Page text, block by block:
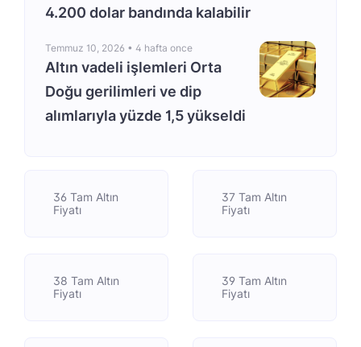
4.200 dolar bandında kalabilir
Temmuz 10, 2026 • 4 hafta once
Altın vadeli işlemleri Orta
Doğu gerilimleri ve dip
alımlarıyla yüzde 1,5 yükseldi
36 Tam Altın
Fiyatı
37 Tam Altın
Fiyatı
38 Tam Altın
Fiyatı
39 Tam Altın
Fiyatı